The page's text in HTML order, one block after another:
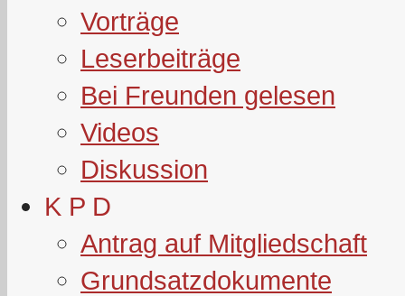
Vorträge
Leserbeiträge
Bei Freunden gelesen
Videos
Diskussion
K P D
Antrag auf Mitgliedschaft
Grundsatzdokumente